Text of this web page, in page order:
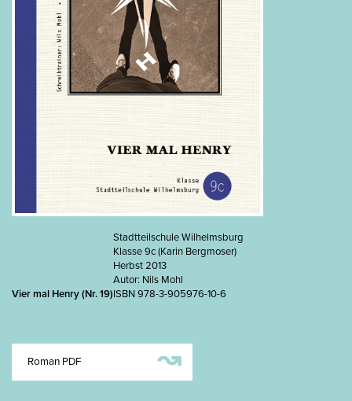
Vier mal Henry (Nr. 19)
Stadtteilschule Wilhelmsburg
Klasse 9c (Karin Bergmoser)
Herbst 2013
Autor: Nils Mohl
ISBN 978-3-905976-10-6
Roman PDF ↝